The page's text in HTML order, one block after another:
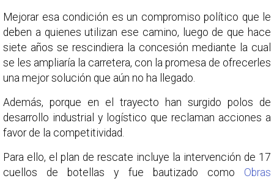
Mejorar esa condición es un compromiso político que le
deben a quienes utilizan ese camino, luego de que hace
siete años se rescindiera la concesión mediante la cual
se les ampliaría la carretera, con la promesa de ofrecerles
una mejor solución que aún no ha llegado.
Además, porque en el trayecto han surgido polos de
desarrollo industrial y logístico que reclaman acciones a
favor de la competitividad.
Para ello, el plan de rescate incluye la intervención de 17
cuellos de botellas y fue bautizado como Obras